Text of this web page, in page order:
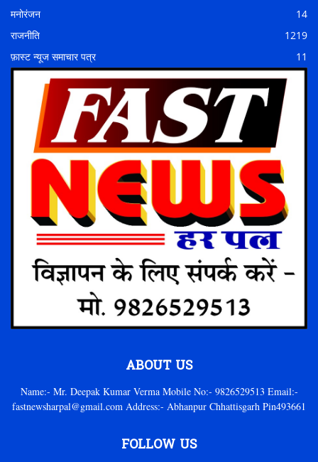
मनोरंजन
14
राजनीति
1219
फ़ास्ट न्यूज समाचार पत्र
11
ABOUT US
Name:- Mr. Deepak Kumar Verma Mobile No:- 9826529513 Email:-
fastnewsharpal@gmail.com Address:- Abhanpur Chhattisgarh Pin493661
FOLLOW US